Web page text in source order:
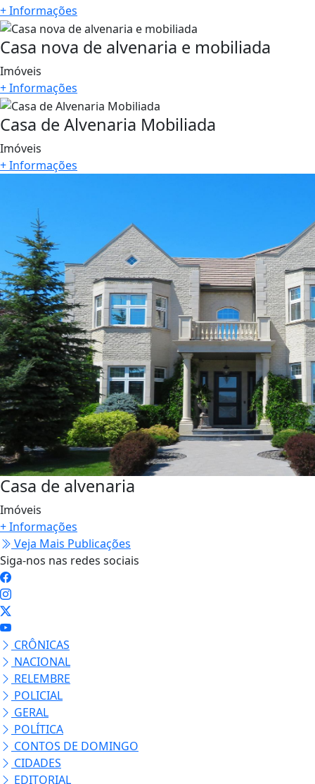
R$ 190.000,00
Chevrolet Cruze 2020
Carros
+ Informações
R$ 290.000,00
Honda City Modelo EXL
Carros
+ Informações